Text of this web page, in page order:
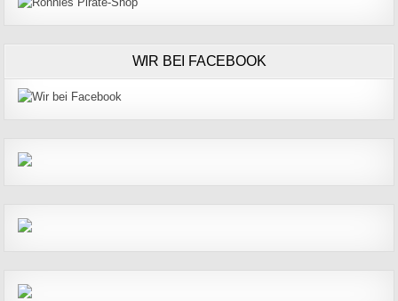
WIR BEI FACEBOOK